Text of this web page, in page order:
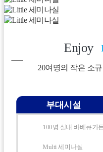
Enjoy
20여명의 작은 소
부대시설
100명 실내 바베큐가
Multi 세미나실